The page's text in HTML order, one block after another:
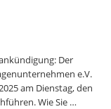
Der
e.V.
am Dienstag, den
Wie Sie …